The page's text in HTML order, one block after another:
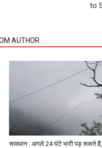
to
AUTHOR
सावधान : अगले 24 घंटे भारी पड़ सकते